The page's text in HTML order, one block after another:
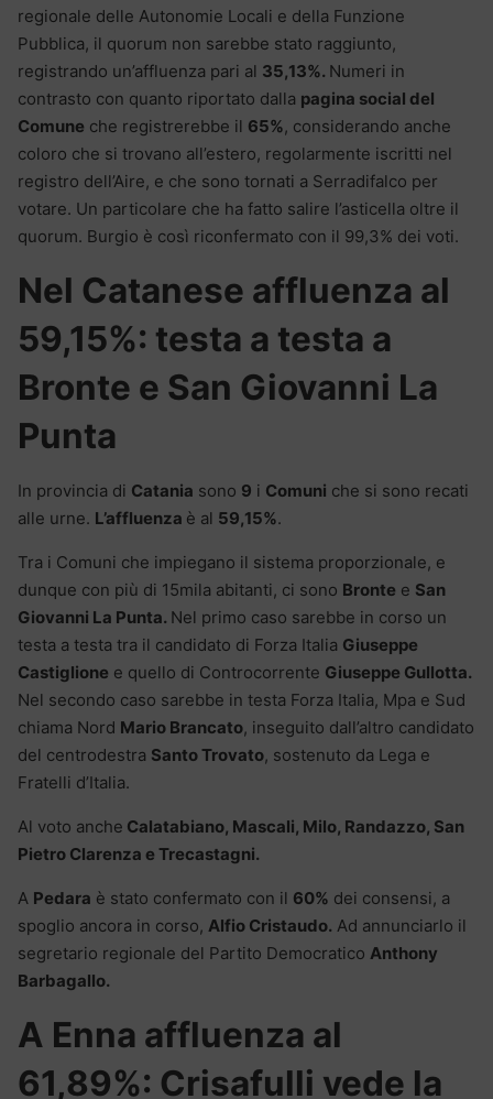
regionale delle Autonomie Locali e della Funzione
Pubblica, il quorum non sarebbe stato raggiunto,
registrando un’affluenza pari al 35,13%. Numeri in
contrasto con quanto riportato dalla pagina social del
Comune che registrerebbe il 65%, considerando anche
coloro che si trovano all’estero, regolarmente iscritti nel
registro dell’Aire, e che sono tornati a Serradifalco per
votare. Un particolare che ha fatto salire l’asticella oltre il
quorum. Burgio è così riconfermato con il 99,3% dei voti.
Nel Catanese affluenza al
59,15%: testa a testa a
Bronte e San Giovanni La
Punta
In provincia di Catania sono 9 i Comuni che si sono recati
alle urne. L’affluenza è al 59,15%.
Tra i Comuni che impiegano il sistema proporzionale, e
dunque con più di 15mila abitanti, ci sono Bronte e San
Giovanni La Punta. Nel primo caso sarebbe in corso un
testa a testa tra il candidato di Forza Italia Giuseppe
Castiglione e quello di Controcorrente Giuseppe Gullotta.
Nel secondo caso sarebbe in testa Forza Italia, Mpa e Sud
chiama Nord Mario Brancato, inseguito dall’altro candidato
del centrodestra Santo Trovato, sostenuto da Lega e
Fratelli d’Italia.
Al voto anche Calatabiano, Mascali, Milo, Randazzo, San
Pietro Clarenza e Trecastagni.
A Pedara è stato confermato con il 60% dei consensi, a
spoglio ancora in corso, Alfio Cristaudo. Ad annunciarlo il
segretario regionale del Partito Democratico Anthony
Barbagallo.
A Enna affluenza al
61,89%: Crisafulli vede la